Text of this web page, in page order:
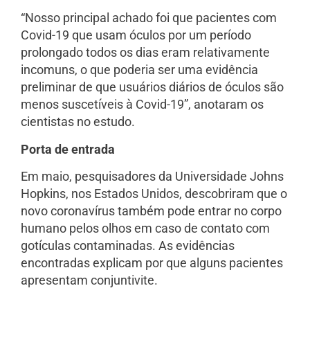
“Nosso principal achado foi que pacientes com
Covid-19 que usam óculos por um período
prolongado todos os dias eram relativamente
incomuns, o que poderia ser uma evidência
preliminar de que usuários diários de óculos são
menos suscetíveis à Covid-19”, anotaram os
cientistas no estudo.
Porta de entrada
Em maio, pesquisadores da Universidade Johns
Hopkins, nos Estados Unidos, descobriram que o
novo coronavírus também pode entrar no corpo
humano pelos olhos em caso de contato com
gotículas contaminadas. As evidências
encontradas explicam por que alguns pacientes
apresentam conjuntivite.